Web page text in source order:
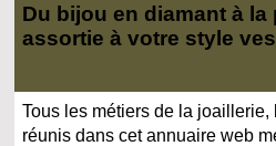
Du bijou en diamant à la
assortie à votre style
Tous les métiers de la
réunis dans cet annuaire web